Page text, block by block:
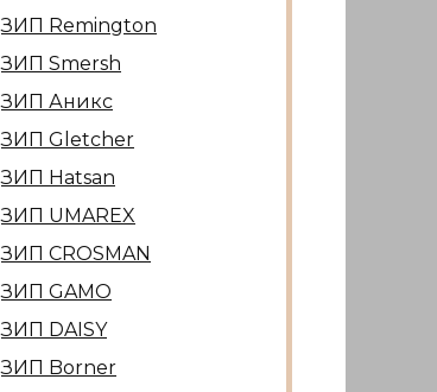
ЗИП Remington
ЗИП Smersh
ЗИП Аникс
ЗИП Gletcher
ЗИП Hatsan
ЗИП UMAREX
ЗИП CROSMAN
ЗИП GAMO
ЗИП DAISY
ЗИП Borner